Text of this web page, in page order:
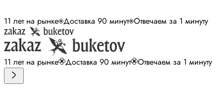
11 лет на рынке Доставка 90 минут Отвечаем за 1 минуту
11 лет на рынке Доставка 90 минут Отвечаем за 1 минуту